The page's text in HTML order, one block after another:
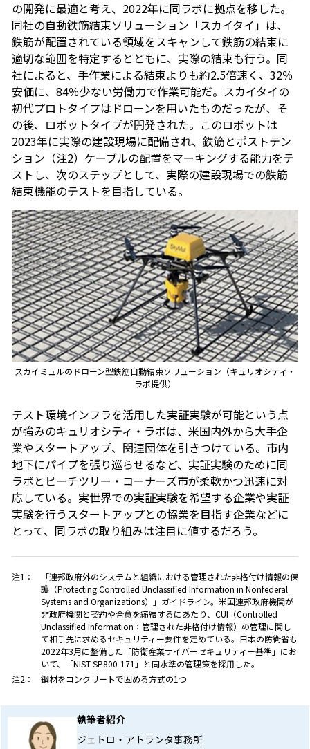
の開発に最適と考え、2022年に同ラボに拠点を移した。
同社の自動鉄筋結束ソリューション「スカイタイ」は、
鉄筋が配置されている領域をスキャンして鉄筋の結束に
適切な範囲を特定するとともに、実際の結束も行う。同
社によると、手作業による結束よりも約2.5倍速く、32％
安価に、84％少ない労働力で作業可能だ。スカイタイの
初代プロトタイプはドローンを用いたものだったが、そ
の後、ロボットタイプが開発された。このロボットは
2023年に実際の建設現場に配備され、鉄筋とポストテン
ション（注2）ケーブルの配置をマーキングする能力をテ
ストし、次のステップとして、実際の建設現場での鉄筋
結束機能のテストを目指している。
スカイミュルのドローン型鉄筋自動結束ソリューション（キュリオシティ・
ラボ提供）
テスト環境インフラを活用した実証実験が可能という点
が強みのキュリオシティ・ラボは、米国内外から大手企
業やスタートアップ、関連団体を引きつけている。市内
地下にパイプを張り巡らせるなど、実証実験のために同
ラボとピーチツリー・コーナーズ市が柔軟かつ迅速に対
応している。実世界での実証実験を希望する企業や実証
実験を行うスタートアップとの協業を目指す企業などに
とって、同ラボの取り組みは注目に値するだろう。
注1：
「連邦政府外のシステムと組織における管理された非格付け情報の保
護（Protecting Controlled Unclassified Information in Nonfederal
Systems and Organizations）」ガイドライン。米国連邦政府機関が
非政府機関と契約や合意を締結するにあたり、CUI（Controlled
Unclassified Information：管理された非格付け情報）の管理に関し
て相手先に求めるセキュリティー要件を定めている。日本の防衛省も
2022年3月に整備した「防衛産業サイバーセキュリティー基準」にお
いて、「NIST SP800-171」と同水準の管理策を採用した。
注2：
鋼材をコンクリートで固める方式の1つ
執筆者紹介
ジェトロ・アトランタ事務所